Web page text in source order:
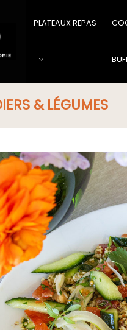
PLATEAUX REPAS
& LÉGUMES